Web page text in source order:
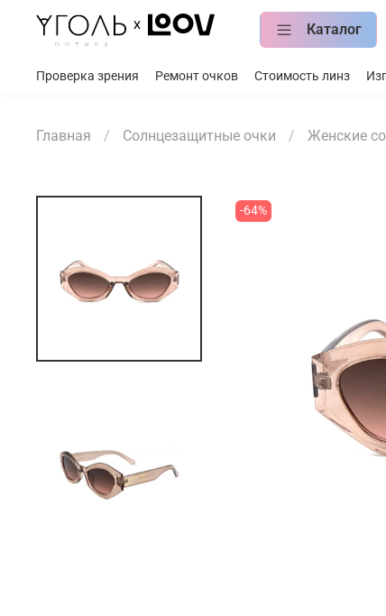
Каталог
Проверка зрения Ремонт очков Стоимость линз
Главная Солнцезащитные очки Женские
-64%